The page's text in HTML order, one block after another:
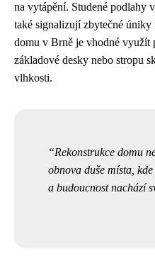
na vytápění. Studené podlahy
také signalizují zbytečné
domu v Brně je vhodné využít
základové desky nebo stropu
vlhkosti.
Rekonstrukce domu
obnova duše místa,
a budoucnost nachází